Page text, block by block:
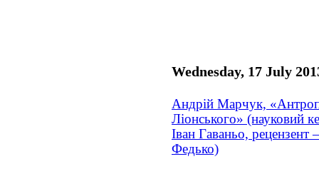
Wednesday, 17 July
Андрій Марчук,
Ліонського» (науковий
Іван Гаваньо,
Федько)